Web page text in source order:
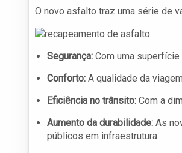
O novo asfalto traz uma série de
Segurança: Com uma
Conforto: A qualidade da
Eficiência no trânsito: Com a
Aumento da durabilidade: As
públicos em infraestrutura.